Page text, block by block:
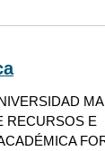
RECURSOS E